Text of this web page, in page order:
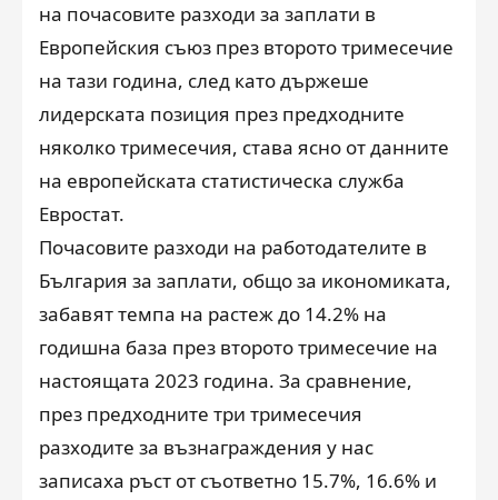
на почасовите разходи за заплати в
Европейския съюз през второто тримесечие
на тази година, след като държеше
лидерската позиция през предходните
няколко тримесечия, става ясно от данните
на европейската статистическа служба
Евростат.
Почасовите разходи на работодателите в
България за заплати, общо за икономиката,
забавят темпа на растеж до 14.2% на
годишна база през второто тримесечие на
настоящата 2023 година. За сравнение,
през предходните три тримесечия
разходите за възнаграждения у нас
записаха ръст от съответно 15.7%, 16.6% и